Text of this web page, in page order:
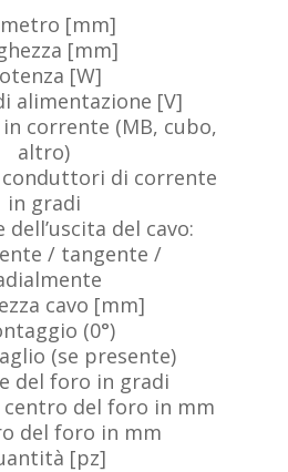
[mm]
[mm]
[W]
alimentazione [V]
corrente (MB, cubo,
altro)
conduttori di corrente
in gradi
dell’uscita del cavo:
/ tangente /
cavo [mm]
(0°)
(se presente)
del foro in gradi
centro del foro in mm
del foro in mm
[pz]